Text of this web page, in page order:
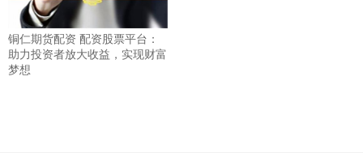
铜仁期货配资 配资股票平台：
助力投资者放大收益，实现财富
梦想